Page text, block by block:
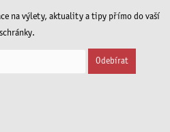
na výlety, aktuality a tipy přímo do vaší
schránky.
Odebírat